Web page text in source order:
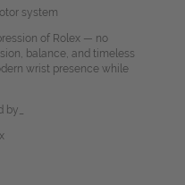
system
of Rolex — no
balance, and timeless
wrist presence while